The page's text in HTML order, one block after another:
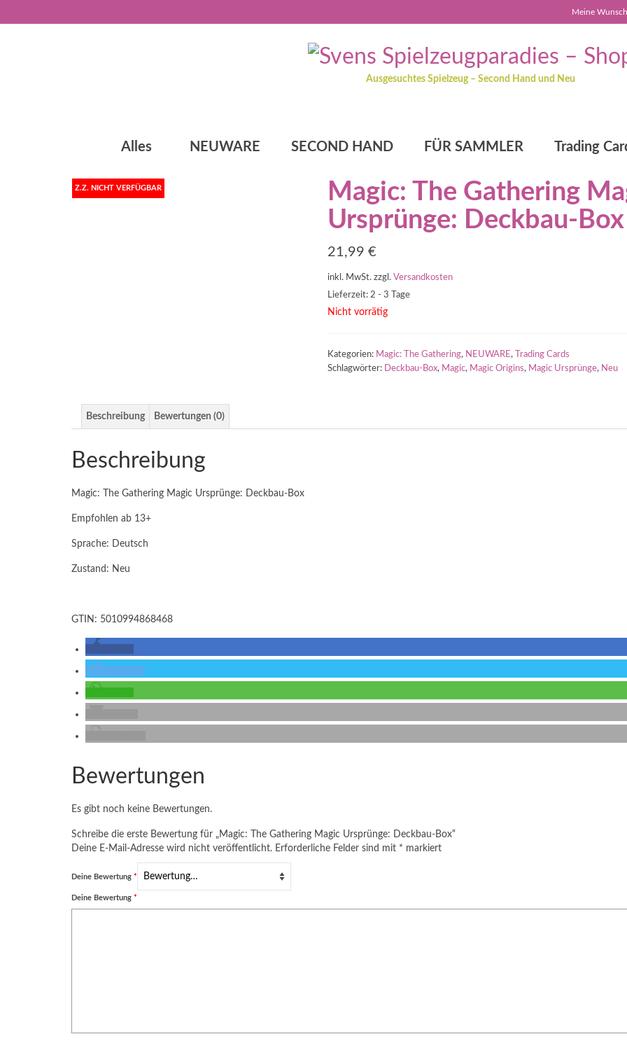
Meine
Ausgesuchtes Spielzeug – Second Hand und Neu
Alles NEUWARE SECOND HAND FÜR SAMMLER Trading
Z.Z. NICHT VERFÜGBAR
Magic: The Gathering
Ursprünge: Deckbau-Box
21,99 €
inkl. MwSt. zzgl. Versandkosten
Lieferzeit: 2 - 3 Tage
Nicht vorrätig
Kategorien: Magic: The Gathering, NEUWARE,
Trading Cards
Schlagwörter: Deckbau-Box, Magic, Magic Origins, Magic Ursprünge, Neu
Beschreibung Bewertungen (0)
Beschreibung
Magic: The Gathering Magic Ursprünge: Deckbau-Box
Empfohlen ab 13+
Sprache: Deutsch
Zustand: Neu
GTIN: 5010994868468
Bewertungen
Es gibt noch keine Bewertungen.
Schreibe die erste Bewertung für „Magic: The Gathering Magic Ursprünge: Deckbau-Box“
Deine E-Mail-Adresse wird nicht veröffentlicht. Erforderliche Felder sind mit * markiert
Deine Bewertung *
Deine Bewertung *